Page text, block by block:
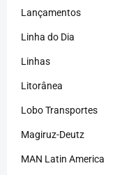
Lançamentos
Linha do Dia
Linhas
Litorânea
Lobo Transportes
Magiruz-Deutz
MAN Latin America